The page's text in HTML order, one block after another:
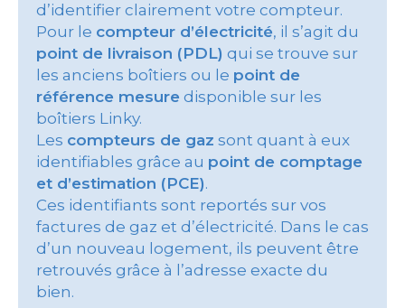
d’identifier clairement votre compteur.
Pour le compteur d’électricité, il s’agit du
point de livraison (PDL) qui se trouve sur
les anciens boîtiers ou le point de
référence mesure disponible sur les
boîtiers Linky.
Les compteurs de gaz sont quant à eux
identifiables grâce au point de comptage
et d’estimation (PCE).
Ces identifiants sont reportés sur vos
factures de gaz et d’électricité. Dans le cas
d’un nouveau logement, ils peuvent être
retrouvés grâce à l’adresse exacte du
bien.